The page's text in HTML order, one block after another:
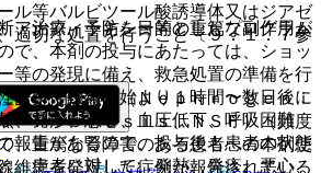
アナフィラキシー等の重篤な副作用が
で、本剤の投与にあたっては、ショッ
等の発現に備え、救急処置の準備を行
おいて投与開始より１時間〜数日後に
、発疹、悪心、血圧低下、呼吸困難
報告があるので、投与後も患者の状態
。患者に対して、発熱、発疹、悪心、
ル等バルビツール酸誘導体又はジアゼ
適切な処置を行うこと〔９．１．７参
全身性線維症（Ｎｅｐｈｒｏｇｅｎｉ
Ｆｉｂｒｏｓｉｓ、ＮＳＦ）（頻度
、重篤な腎障害のある患者への本剤使
維症を発現した症例が報告されている
・治療・予防を目的としたプログラム